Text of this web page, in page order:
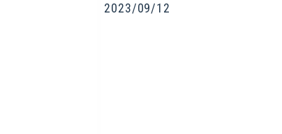
2023/09/12